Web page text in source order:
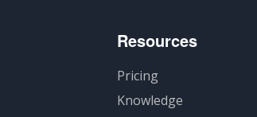
Resources
Pricing
Knowledge